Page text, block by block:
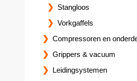
Stangloos
Vorkgaffels
Compressoren en
Grippers & vacuum
Leidingsystemen